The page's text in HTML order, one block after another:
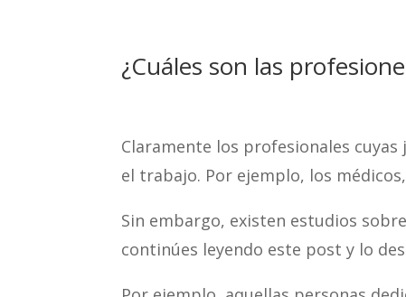
¿Cuáles son las
Claramente los profesionales
el trabajo. Por ejemplo, los
Sin embargo, existen estudios
continúes leyendo este post y lo